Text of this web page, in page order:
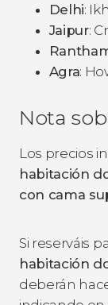
Delhi:
Jaipur:
Agra:
Nota
Los precios
habitación
con cama
Si reserváis
habitación
deberán